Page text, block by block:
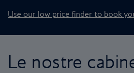
Use our low price finder to book
Le nostre